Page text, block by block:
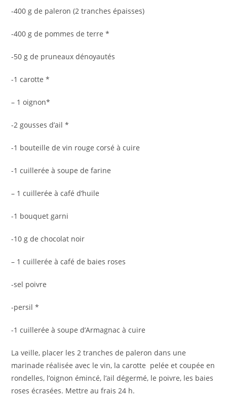
-400 g de paleron (2 tranches épaisses)
-400 g de pommes de terre *
-50 g de pruneaux dénoyautés
-1 carotte *
– 1 oignon*
-2 gousses d’ail *
-1 bouteille de vin rouge corsé à cuire
-1 cuillerée à soupe de farine
– 1 cuillerée à café d’huile
-1 bouquet garni
-10 g de chocolat noir
– 1 cuillerée à café de baies roses
-sel poivre
-persil *
-1 cuillerée à soupe d’Armagnac à cuire
La veille, placer les 2 tranches de paleron dans une
marinade réalisée avec le vin, la carotte pelée et coupée en
rondelles, l’oignon émincé, l’ail dégermé, le poivre, les baies
roses écrasées. Mettre au frais 24 h.